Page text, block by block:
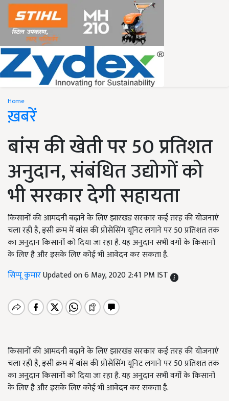
Home
ख़बरें
बांस की खेती पर 50 प्रतिशत
अनुदान, संबंधित उद्योगों को
भी सरकार देगी सहायता
किसानों की आमदनी बढ़ाने के लिए झारखंड सरकार कई तरह की योजनाएं
चला रही है, इसी क्रम में बांस की प्रोसेसिंग यूनिट लगाने पर 50 प्रतिशत तक
का अनुदान किसानों को दिया जा रहा है. यह अनुदान सभी वर्गों के किसानों
के लिए है और इसके लिए कोई भी आवेदन कर सकता है.
सिप्पू कुमारUpdated on 6 May, 2020 2:41 PM IST
किसानों की आमदनी बढ़ाने के लिए झारखंड सरकार कई तरह की योजनाएं
चला रही है, इसी क्रम में बांस की प्रोसेसिंग यूनिट लगाने पर 50 प्रतिशत तक
का अनुदान किसानों को दिया जा रहा है. यह अनुदान सभी वर्गों के किसानों
के लिए है और इसके लिए कोई भी आवेदन कर सकता है.